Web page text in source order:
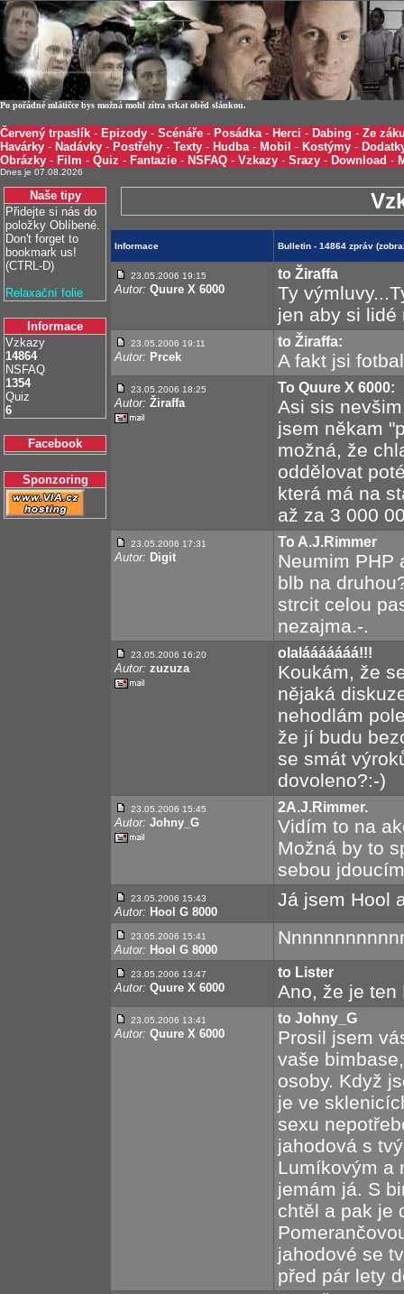
Po pořádné mlátičce bys možná mohl zítra srkat oběd slánkou.
Červený trpaslík - Epizody - Scénáře - Posádka- Herci - Dabing - Ze
Havárky - Nadávky - Postřehy - Texty - Hudba- Mobil - Kostýmy -
Obrázky - Film - Quiz - Fantazie - NSFAQ - Vzkazy - Srazy - Download -
Dnes je 07.08.2026
Naše tipy
Přidejte si nás do
položky Oblíbené.
Don't forget to
bookmark us!
(CTRL-D)
Relaxační folie
Informace
Vzkazy
14864
NSFAQ
1354
Quiz
6
Facebook
Sponzoring
Informace Bulletin - 14864 zpráv
23.05.2006 19:15
Autor: Quure X 6000
to Žiraffa
Ty
jen aby si lidé
23.05.2006 19:11
Autor: Prcek
to Žiraffa:
A fakt jsi
23.05.2006 18:25
Autor: Žiraffa
To Quure X 6000:
Asi sis
jsem někam
možná, že
oddělovat
která má na
až za 3 000
23.05.2006 17:31
Autor: Digit
To A.J.Rimmer
Neumim PHP
blb na
strcit celou
nezajma.-.
23.05.2006 16:20
Autor: zuzuza
olalááááááá!!!
Koukám, že
nějaká
nehodlám
že jí budu
se smát
dovoleno?:-)
23.05.2006 15:45
Autor: Johny_G
2A.J.Rimmer.
Vidím to na
Možná by to
sebou
23.05.2006 15:43
Autor: Hool G 8000
Já jsem Hool
23.05.2006 15:41
Autor: Hool G 8000
23.05.2006 13:47
Autor: Quure X 6000
to Lister
Ano, že je ten
23.05.2006 13:41
Autor: Quure X 6000
to Johny_G
Prosil jsem
vaše
osoby. Když
je ve
sexu
jahodová s
Lumíkovým a
jemám já. S
chtěl a pak je
jahodové se
před pár lety